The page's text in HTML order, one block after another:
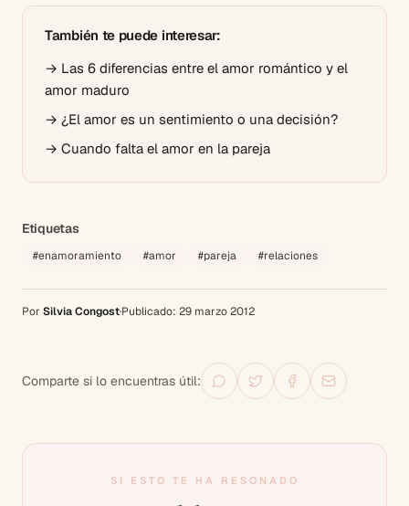
También te puede interesar:
→ Las 6 diferencias entre el amor romántico y el
amor maduro
→ ¿El amor es un sentimiento o una decisión?
→ Cuando falta el amor en la pareja
Etiquetas
#enamoramiento #amor #pareja #relaciones
Por Silvia Congost·Publicado: 29 marzo 2012
Comparte si lo encuentras útil:
SI ESTO TE HA RESONADO